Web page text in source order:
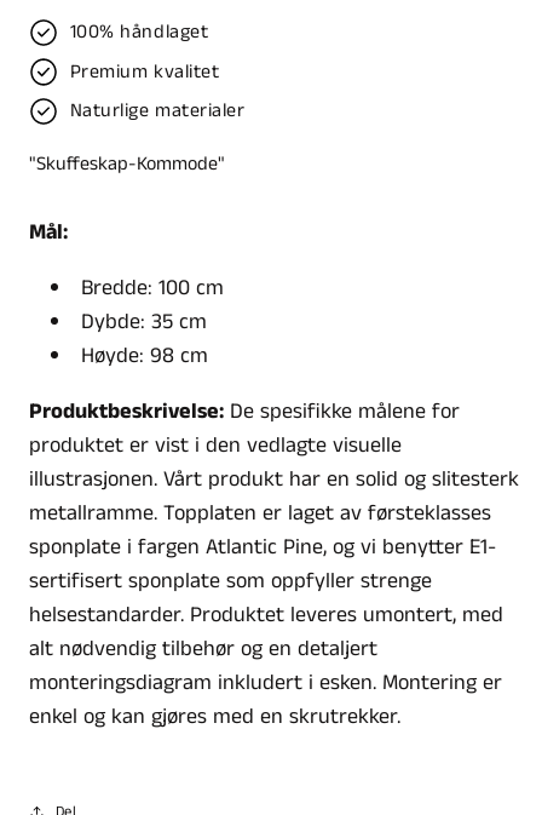
100% håndlaget
Premium kvalitet
Naturlige materialer
"Skuffeskap-Kommode"
Mål:
Bredde: 100 cm
Dybde: 35 cm
Høyde: 98 cm
Produktbeskrivelse:De spesifikke målene for
produktet er vist i den vedlagte visuelle
illustrasjonen. Vårt produkt har en solid og slitesterk
metallramme. Topplaten er laget av førsteklasses
sponplate i fargen Atlantic Pine, og vi benytter E1-
sertifisert sponplate som oppfyller strenge
helsestandarder. Produktet leveres umontert, med
alt nødvendig tilbehør og en detaljert
monteringsdiagram inkludert i esken. Montering er
enkel og kan gjøres med en skrutrekker.